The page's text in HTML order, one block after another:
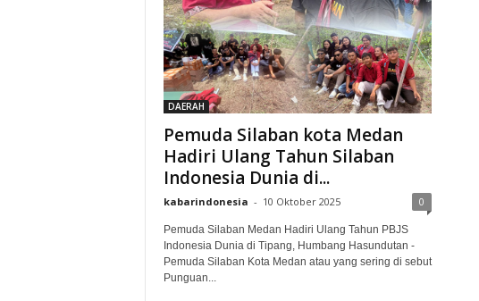
DAERAH
Pemuda Silaban kota Medan
Hadiri Ulang Tahun Silaban
Indonesia Dunia di...
kabarindonesia - 10 Oktober 2025 0
Pemuda Silaban Medan Hadiri Ulang Tahun PBJS
Indonesia Dunia di Tipang, Humbang Hasundutan -
Pemuda Silaban Kota Medan atau yang sering di sebut
Punguan...